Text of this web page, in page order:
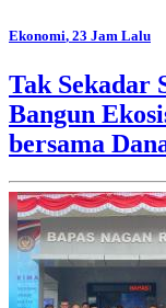
Ekonomi, 23 Jam Lalu
Tak Sekadar
Bangun
bersama